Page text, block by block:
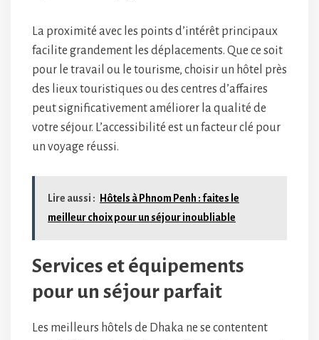
La proximité avec les points d’intérêt principaux
facilite grandement les déplacements. Que ce soit
pour le travail ou le tourisme, choisir un hôtel près
des lieux touristiques ou des centres d’affaires
peut significativement améliorer la qualité de
votre séjour. L’accessibilité est un facteur clé pour
un voyage réussi.
Lire aussi :
Hôtels à Phnom Penh : faites le
meilleur choix pour un séjour inoubliable
Services et équipements
pour un séjour parfait
Les meilleurs hôtels de Dhaka ne se contentent